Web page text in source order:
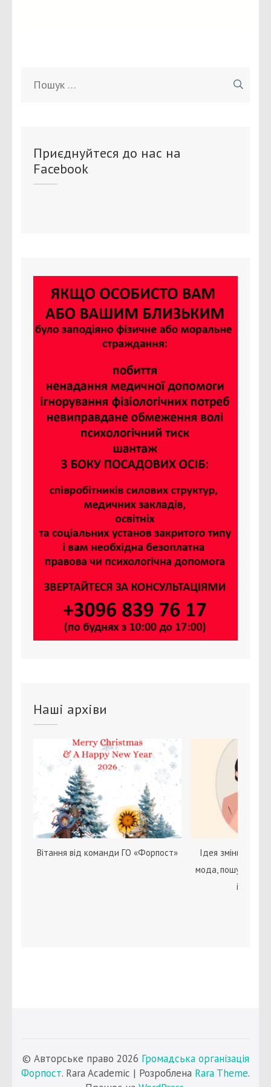
Приєднуйтеся до нас на
Facebook
Наші архіви
Вітання від команди ГО «Форпост»
Ідея зміни статі
мода, пошук себе
© Авторське право 2026 Громадська організація
Форпост. Rara Academic | Розроблена Rara Theme.